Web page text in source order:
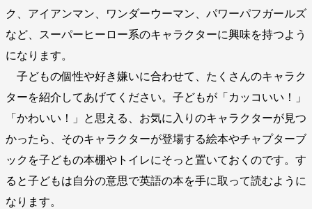
ク、アイアンマン、ワンダーウーマン、パワーパフガールズ
など、スーパーヒーロー系のキャラクターに興味を持つよう
になります。
子どもの個性や好き嫌いに合わせて、たくさんのキャラク
ターを紹介してあげてください。子どもが「カッコいい！」
「かわいい！」と思える、お気に入りのキャラクターが見つ
かったら、そのキャラクターが登場する絵本やチャプターブ
ックを子どもの本棚やトイレにそっと置いておくのです。す
ると子どもは自分の意思で英語の本を手に取って読むように
なります。